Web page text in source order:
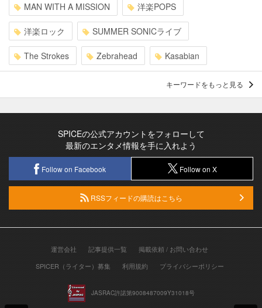
MAN WITH A MISSION 洋楽POPS
洋楽ロック SUMMER SONICライブ
The Strokes Zebrahead Kasabian
キーワードをもっと見る
SPICEの公式アカウントをフォローして
最新のエンタメ情報を手に入れよう
Follow on Facebook Follow on X
RSSフィードの購読はこちら
運営会社 記事提供一覧
掲載依頼 / お問い合わせ
SPICER（ライター）募集
利用規約 プライバシーポリシー
JASRAC許諾第9008487009Y31018号